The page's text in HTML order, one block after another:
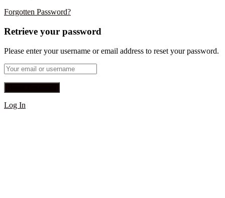
Forgotten Password?
Retrieve your password
Please enter your username or email address to reset your password.
Log In